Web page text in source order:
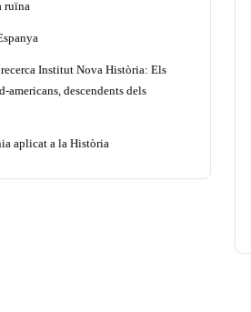
ruïna
Institut Nova Història: Els
americans, descendents dels
aplicat a la Història